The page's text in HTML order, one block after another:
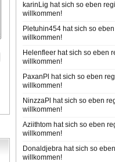
karinLig hat sich so eben
willkommen!
Pletuhin454 hat sich so
willkommen!
Helenfleer hat sich so eben
willkommen!
PaxanPl hat sich so eben
willkommen!
NinzzaPl hat sich so eben
willkommen!
Aziithtom hat sich so eben
willkommen!
Donaldjebra hat sich so
willkommen!